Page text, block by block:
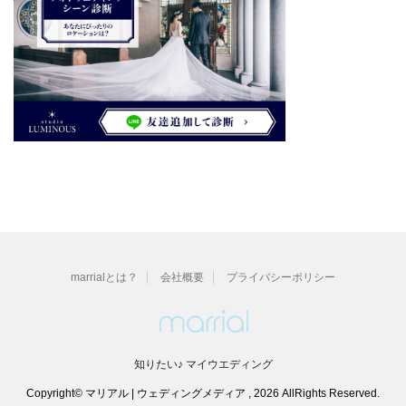
marrialとは？ 会社概要 プライバシーポリシー
知りたい♪ マイウエディング
Copyright© マリアル | ウェディングメディア , 2026 AllRights Reserved.